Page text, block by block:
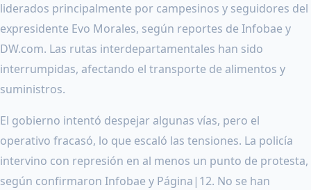
liderados principalmente por campesinos y seguidores del
expresidente Evo Morales, según reportes de Infobae y
DW.com. Las rutas interdepartamentales han sido
interrumpidas, afectando el transporte de alimentos y
suministros.
El gobierno intentó despejar algunas vías, pero el
operativo fracasó, lo que escaló las tensiones. La policía
intervino con represión en al menos un punto de protesta,
según confirmaron Infobae y Página|12. No se han